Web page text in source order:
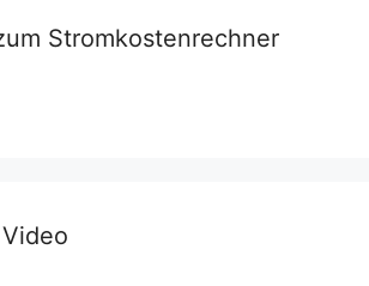
Stromkostenrechner